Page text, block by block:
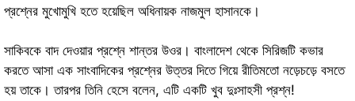
প্রশ্নের মুখোমুখি হতে হয়েছিল অধিনায়ক নাজমুল হাসানকে।
সাকিবকে বাদ দেওয়ার প্রশ্নে শান্তর উওর। বাংলাদেশ থেকে সিরিজটি কভার
করতে আসা এক সাংবাদিকের প্রশ্নের উত্তর দিতে গিয়ে রীতিমতো নড়েচড়ে বসতে
হয় তাকে। তারপর তিনি হেসে বলেন, এটি একটি খুব দুঃসাহসী প্রশ্ন!